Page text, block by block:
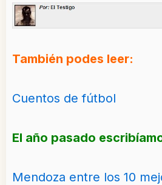
También podes leer:
Cuentos de fútbol
El año pasado
Mendoza entre los 10